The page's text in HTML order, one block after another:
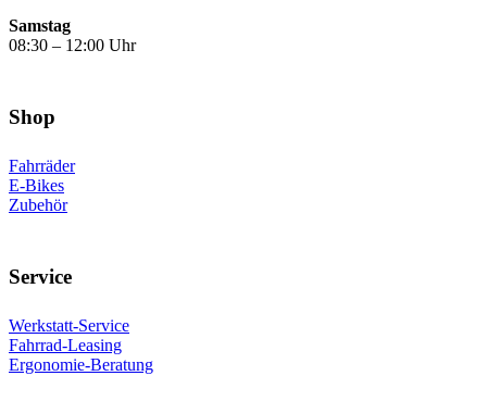
Samstag
08:30 – 12:00 Uhr
Shop
Fahrräder
E-Bikes
Zubehör
Service
Werkstatt-Service
Fahrrad-Leasing
Ergonomie-Beratung